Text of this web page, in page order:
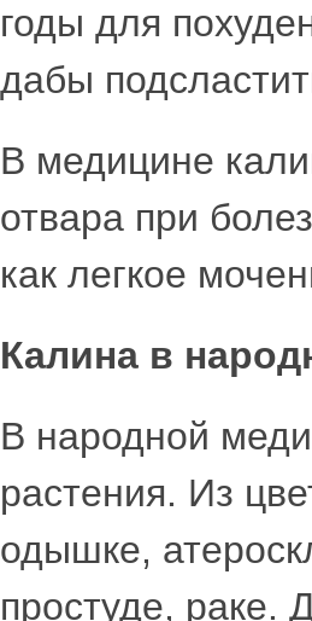
годы для
дабы
В медицине
отвара при
как легкое
Калина в
В народной
растения. Из
одышке,
простуде, раке.